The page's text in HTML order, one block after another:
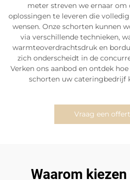
meter streven we ernaar
oplossingen te leveren die
wensen. Onze schorten kunnen
via verschillende technieken,
warmteoverdrachtsdruk en
zich onderscheidt in de
Verken ons aanbod en ontdek
schorten uw cateringbedrijf
Vraag een
Waarom